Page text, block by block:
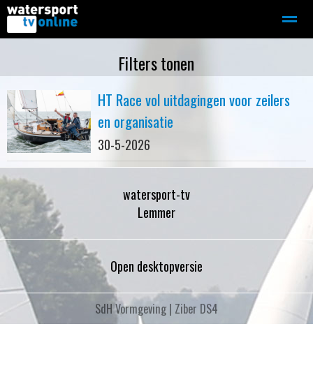
Motorboot-sloep Adverteren
Home
Filters tonen
HT Race vol uitdagingen voor zeilers
en organisatie
30-5-2026
watersport-tv
Lemmer
Open desktopversie
SdH Vormgeving | Ziber DS4